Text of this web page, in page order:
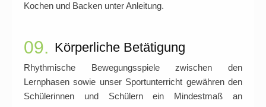
Kochen und Backen unter Anleitung.
09. Körperliche Betätigung
Rhythmische Bewegungsspiele zwischen den
Lernphasen sowie unser Sportunterricht gewähren den
Schülerinnen und Schülern ein Mindestmaß an